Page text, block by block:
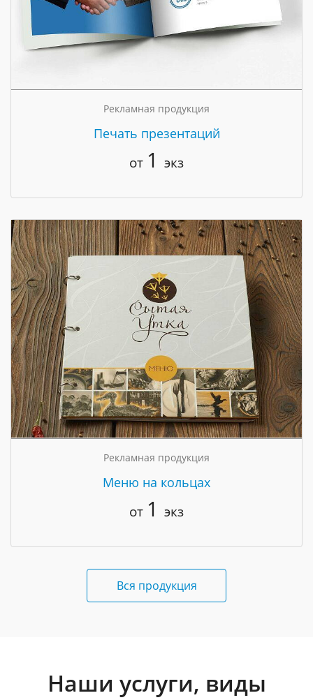
Рекламная продукция
Печать презентаций
от 1 экз
Рекламная продукция
Меню на кольцах
от 1 экз
Вся продукция
Наши услуги, виды